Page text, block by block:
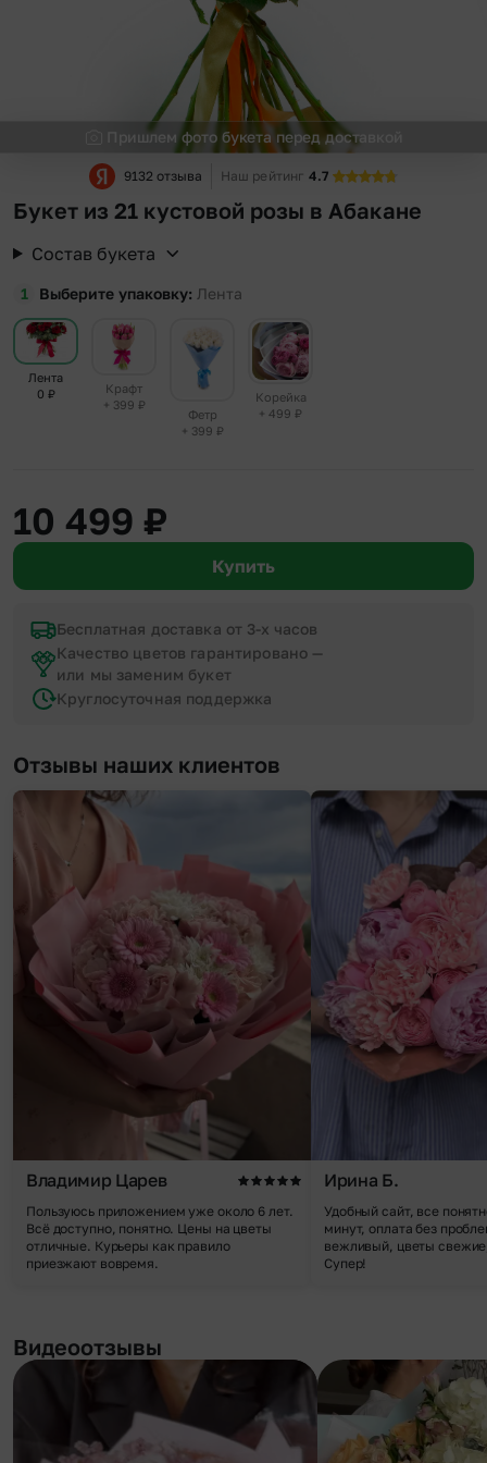
Пришлем фото букета перед доставкой
9132 отзыва Наш рейтинг 4.7
Букет из 21 кустовой розы в Абакане
Состав букета
Выберите упаковку Лента
Лента
0 ₽
Крафт
+ 399 ₽
Фетр
+ 399 ₽
Корейка
+ 499 ₽
10 499 ₽
Купить
Бесплатная доставка от 3-х часов
Качество цветов гарантировано —
или мы заменим букет
Круглосуточная поддержка
Отзывы наших клиентов
Владимир Царев
Пользуюсь приложением уже около 6 лет.
Всё доступно, понятно. Цены на цветы
отличные. Курьеры как правило
приезжают вовремя.
Ирина Б.
Удобный сайт, все
минут, оплата без
вежливый, цветы
Супер!
Видеоотзывы